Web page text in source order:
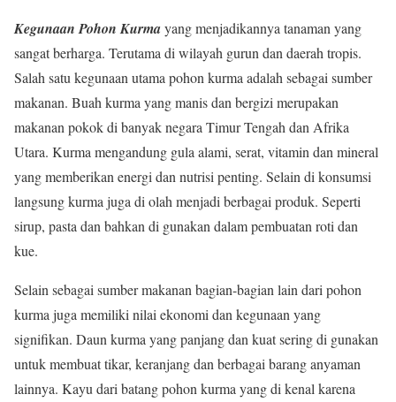
Kegunaan Pohon Kurmayang menjadikannya tanaman yang
sangat berharga. Terutama di wilayah gurun dan daerah tropis.
Salah satu kegunaan utama pohon kurma adalah sebagai sumber
makanan. Buah kurma yang manis dan bergizi merupakan
makanan pokok di banyak negara Timur Tengah dan Afrika
Utara. Kurma mengandung gula alami, serat, vitamin dan mineral
yang memberikan energi dan nutrisi penting. Selain di konsumsi
langsung kurma juga di olah menjadi berbagai produk. Seperti
sirup, pasta dan bahkan di gunakan dalam pembuatan roti dan
kue.
Selain sebagai sumber makanan bagian-bagian lain dari pohon
kurma juga memiliki nilai ekonomi dan kegunaan yang
signifikan. Daun kurma yang panjang dan kuat sering di gunakan
untuk membuat tikar, keranjang dan berbagai barang anyaman
lainnya. Kayu dari batang pohon kurma yang di kenal karena